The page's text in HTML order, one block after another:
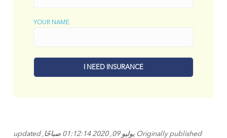
YOUR NAME
Originally published يوليو 09, 2020 01:12:14 صباحًا, updated